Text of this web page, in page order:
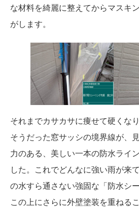
な材料を綺麗に整えてからマスキ
がします。
それまでカサカサに痩せて硬くな
そうだった窓サッシの境界線が、
力のある、美しい一本の防水ライ
した。これでどんなに強い雨が来
の水すら通さない強固な「防水シ
この上にさらに外壁塗装を重ねる